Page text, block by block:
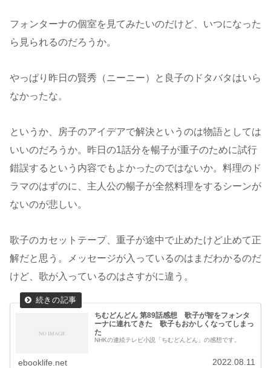
フォンターナの個室を見てみたいのだけど、いつになった
ら見られるのだろうか。
やっぱり昨日の賢秀（ニーニー）と良子のドタバタはいら
なかったな。
というか、房子のアイデアで解決というのは物語としては
いいのだろうか。昨日の1話分を暢子が重子のために試行
錯誤するという内容でもよかったのではないか。料理のド
ラマのはずのに、主人公の暢子が全然料理をするシーンが
ないのが悲しい。
歌子のカセットテープ、重子が途中で止めたけど止めて正
解だと思う。メッセージが入っているのはまだわかるのだ
けど、歌が入っているのはさすがに違う。
ちむどんどん 第89話感想 歌子が智をフォンタ
ーナに連れてきた 歌子もおかしくなってしまっ
た
NHKの連続テレビ小説「ちむどんどん」の感想です。
ebooklife.net 2022.08.11